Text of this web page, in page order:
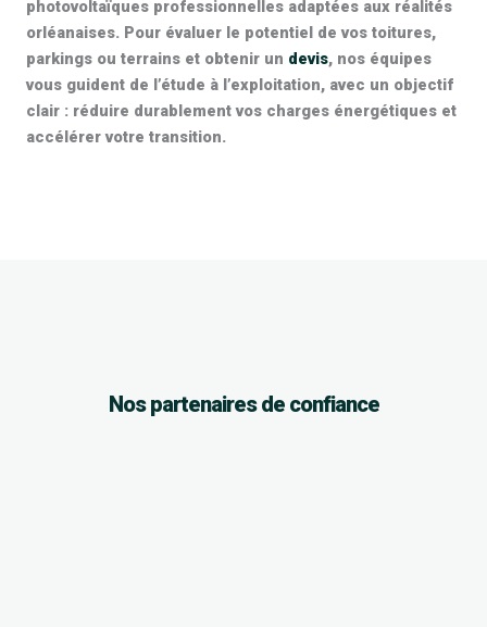
photovoltaïques professionnelles adaptées aux réalités
orléanaises. Pour évaluer le potentiel de vos toitures,
parkings ou terrains et obtenir un devis, nos équipes
vous guident de l’étude à l’exploitation, avec un objectif
clair : réduire durablement vos charges énergétiques et
accélérer votre transition.
Nos partenaires de confiance